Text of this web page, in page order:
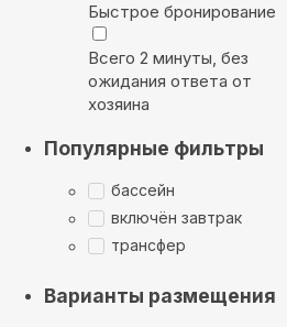
Быстрое бронирование
Всего 2 минуты, без
ожидания ответа от
хозяина
Популярные фильтры
бассейн
включён завтрак
трансфер
Варианты размещения